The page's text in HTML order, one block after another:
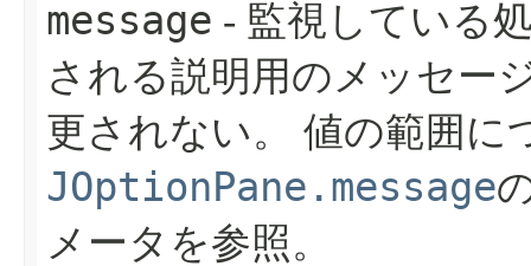
message - 監視している
される説明用のメッセー
更されない。
値の範囲に
JOptionPane.message
メータを参照。